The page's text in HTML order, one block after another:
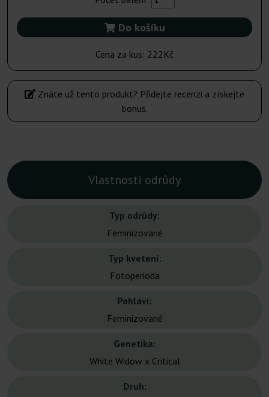
Do košíku
Cena za kus: 222Kč
Znáte už tento produkt? Přidejte recenzi a získejte
bonus.
Vlastnosti odrůdy
Typ odrůdy:
Feminizované
Typ kvetení:
Fotoperioda
Pohlaví:
Feminizované
Genetika:
White Widow x Critical
Druh: